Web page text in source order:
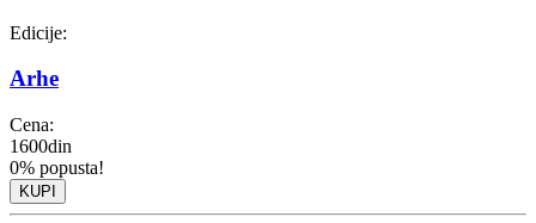
Edicije:
Arhe
Cena:
1600din
0% popusta!
KUPI